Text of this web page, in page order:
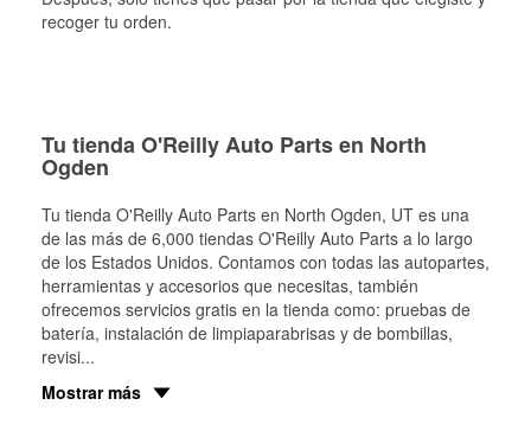
recoger tu orden.
Tu tienda O'Reilly Auto Parts en North
Ogden
Tu tienda O'Reilly Auto Parts en North Ogden, UT es una
de las más de 6,000 tiendas O'Reilly Auto Parts a lo largo
de los Estados Unidos. Contamos con todas las autopartes,
herramientas y accesorios que necesitas, también
ofrecemos servicios gratis en la tienda como: pruebas de
batería, instalación de limpiaparabrisas y de bombillas,
revisi...
Mostrar más